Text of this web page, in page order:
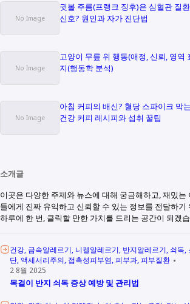
귓볼 주름(프랭크 징후)은 심혈관 질
신호? 원인과 자가 진단법
고양이 무릎 위 행동(애정, 신뢰, 영역
지(행동학 분석)
아침 커피의 배신? 혈당 스파이크 막
건강 커피 레시피와 섭취 꿀팁
소개글
이곳은 다양한 주제와 뉴스에 대해 궁금해하고, 재밌는
들에게 진짜 유익하고 신뢰할 수 있는 정보를 전달하기
하루에 한 번, 클릭할 만한 가치를 드리는 공간이 되겠
건강 금속알레르기 니켈알레르기 반지알레르기 쇠독
단 액세서리주의 접촉성피부염 피부과 피부질환
2 8월 2025
목걸이 반지 쇠독 증상 예방 및 관리법